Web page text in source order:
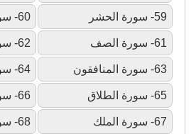
59- سورة الحشر 60- سورة الممتحنة
61- سورة الصف 62- سورة الجمعة
63- سورة المنافقون 64- سورة التغابن
65- سورة الطلاق 66- سورة التحريم
67- سورة الملك 68- سورة القلم